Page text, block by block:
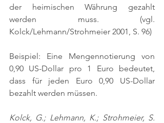
der heimischen Währung gezahlt
werden muss. (vgl.
Kolck/Lehmann/Strohmeier 2001, S. 96)
Beispiel: Eine Mengennotierung von
0,90 US-Dollar pro 1 Euro bedeutet,
dass für jeden Euro 0,90 US-Dollar
bezahlt werden müssen.
Kolck, G.; Lehmann, K.; Strohmeier, S.